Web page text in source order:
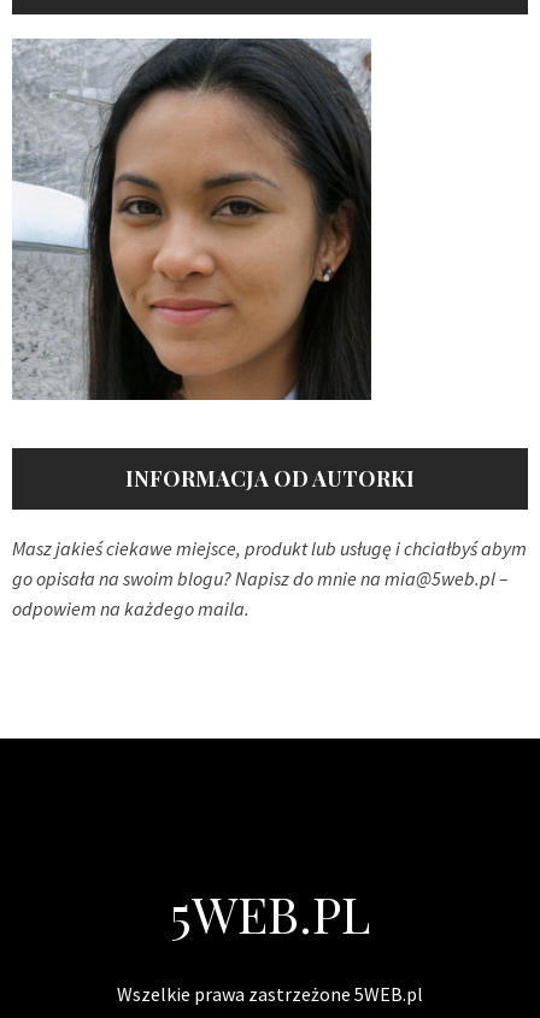
INFORMACJA OD AUTORKI
Masz jakieś ciekawe miejsce, produkt lub usługę i chciałbyś abym
go opisała na swoim blogu? Napisz do mnie na mia@5web.pl–
odpowiem na każdego maila.
5WEB.PL
Wszelkie prawa zastrzeżone 5WEB.pl